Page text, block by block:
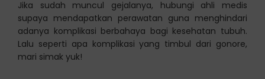
Jika sudah muncul gejalanya, hubungi ahli medis
supaya mendapatkan perawatan guna menghindari
adanya komplikasi berbahaya bagi kesehatan tubuh.
Lalu seperti apa komplikasi yang timbul dari gonore,
mari simak yuk!